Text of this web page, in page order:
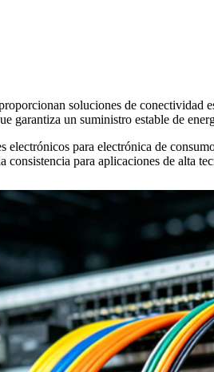
soluciones de conectividad
garantiza un suministro estable de
electrónicos para electrónica de
para aplicaciones de alta